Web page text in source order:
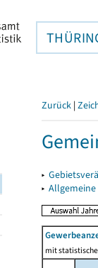
Zurück |
▸
▸
mit